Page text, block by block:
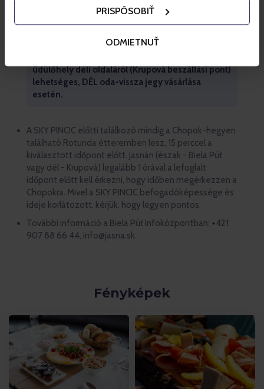
PRISPÔSOBIŤ
ODMIETNUŤ
Chopokba szóló retúrjegyet.
Figyelmeztetés: 2026. május 23. - 24. és 2026.
üdülőhely déli oldaláról (Krupová beszállási pont)
lehetséges, DÉL oda-vissza jegy vásárlása
esetén.
A SKY PINCIC előtti találkozó mindig a Chopok-hegyen
található Rotunda étteremben lesz, 15 perccel a
kiválasztott időpont előtt. Jasnán (észak - Biela Púť
vagy dél - Krupová) legalább 1 órával a lefoglalt
időpont előtt kell érkezni, hogy időben megérkezzen a
Chopokra. Mivel a SKY PINCIC befogadóképessége és
ideje korlátozott, kérjük, hogy legyen pontos.
További információ a Biela Púť Infoközpontban: +421
907 88 66 44, info@jasna.sk.
Fényképek